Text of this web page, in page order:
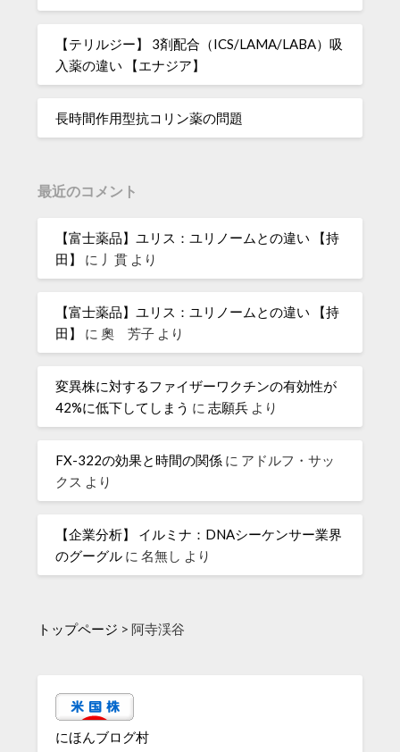
【テリルジー】 3剤配合（ICS/LAMA/LABA）吸
入薬の違い 【エナジア】
長時間作用型抗コリン薬の問題
最近のコメント
【富士薬品】ユリス：ユリノームとの違い 【持
田】
に 丿貫 より
【富士薬品】ユリス：ユリノームとの違い 【持
田】
に奧 芳子 より
変異株に対するファイザーワクチンの有効性が
42%に低下してしまう に志願兵 より
FX-322の効果と時間の関係 に アドルフ・サッ
クス より
【企業分析】 イルミナ：DNAシーケンサー業界
のグーグル に名無し より
トップページ >阿寺渓谷
にほんブログ村